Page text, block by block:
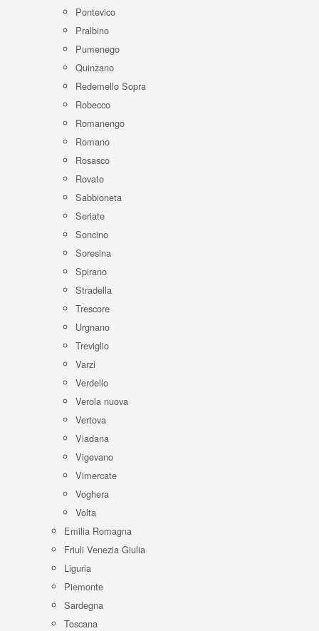
Pontevico
Pralbino
Pumenego
Quinzano
Redemello Sopra
Robecco
Romanengo
Romano
Rosasco
Rovato
Sabbioneta
Seriate
Soncino
Soresina
Spirano
Stradella
Trescore
Urgnano
Treviglio
Varzi
Verdello
Verola nuova
Vertova
Viadana
Vigevano
Vimercate
Voghera
Volta
Emilia Romagna
Friuli Venezia Giulia
Liguria
Piemonte
Sardegna
Toscana